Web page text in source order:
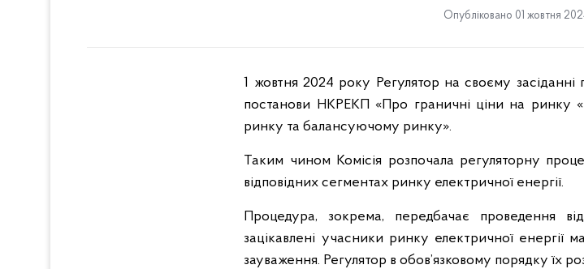
Опубліковано 01 жовтня
1 жовтня 2024 року Регулятор на своєму
постанови НКРЕКП «Про граничні ціни на ринку
ринку та балансуючому ринку».
Таким чином Комісія розпочала регуляторну
відповідних сегментах ринку електричної енергії.
Процедура, зокрема, передбачає проведення
зацікавлені учасники ринку електричної енергії
зауваження. Регулятор в обов’язковому порядку їх